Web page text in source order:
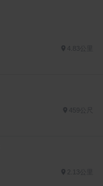
4.83公里
459公尺